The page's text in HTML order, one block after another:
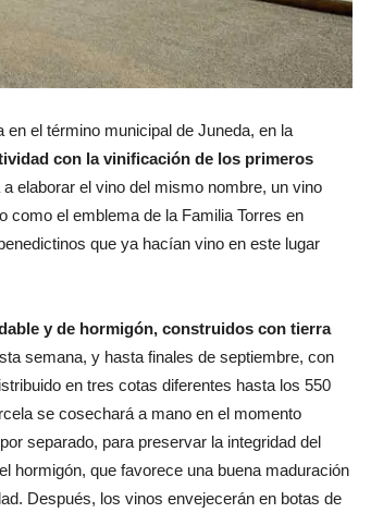
en el término municipal de Juneda, en la
con la vinificación de los primeros
elaborar el vino del mismo nombre, un vino
como el emblema de la Familia Torres en
que ya hacían vino en este lugar
y de hormigón, construidos con tierra
semana, y hasta finales de septiembre, con
en tres cotas diferentes hasta los 550
se cosechará a mano en el momento
separado, para preservar la integridad del
hormigón, que favorece una buena maduración
Después, los vinos envejecerán en botas de